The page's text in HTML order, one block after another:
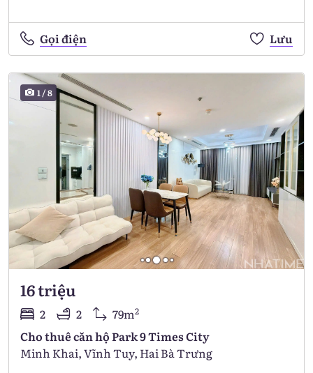
Gọi điện Lưu
1/8
16 triệu
2 2 79m2
Cho thuê căn hộ Park 9 Times City
Minh Khai, Vĩnh Tuy, Hai Bà Trưng